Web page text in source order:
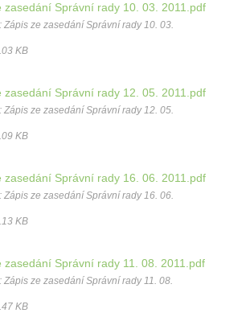
zasedání Správní rady 10. 03. 2011.pdf
Zápis ze zasedání Správní rady 10. 03.
KB
zasedání Správní rady 12. 05. 2011.pdf
Zápis ze zasedání Správní rady 12. 05.
KB
zasedání Správní rady 16. 06. 2011.pdf
Zápis ze zasedání Správní rady 16. 06.
KB
zasedání Správní rady 11. 08. 2011.pdf
Zápis ze zasedání Správní rady 11. 08.
KB